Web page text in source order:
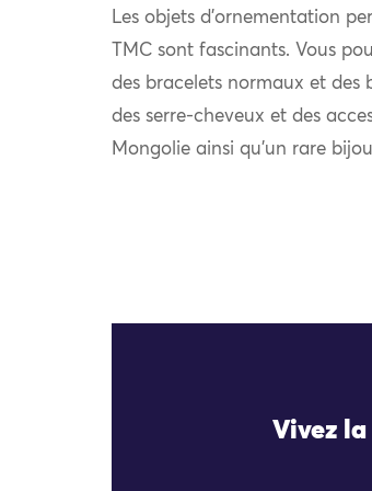
Les objets d’ornementation
TMC sont fascinants. Vous
des bracelets normaux et des
des serre-cheveux et des
Mongolie ainsi qu’un rare
Vivez